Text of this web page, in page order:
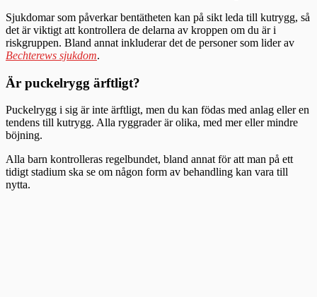
Sjukdomar som påverkar bentätheten kan på sikt leda till kutrygg, så
det är viktigt att kontrollera de delarna av kroppen om du är i
riskgruppen. Bland annat inkluderar det de personer som lider av
Bechterews sjukdom.
Är puckelrygg ärftligt?
Puckelrygg i sig är inte ärftligt, men du kan födas med anlag eller en
tendens till kutrygg. Alla ryggrader är olika, med mer eller mindre
böjning.
Alla barn kontrolleras regelbundet, bland annat för att man på ett
tidigt stadium ska se om någon form av behandling kan vara till
nytta.